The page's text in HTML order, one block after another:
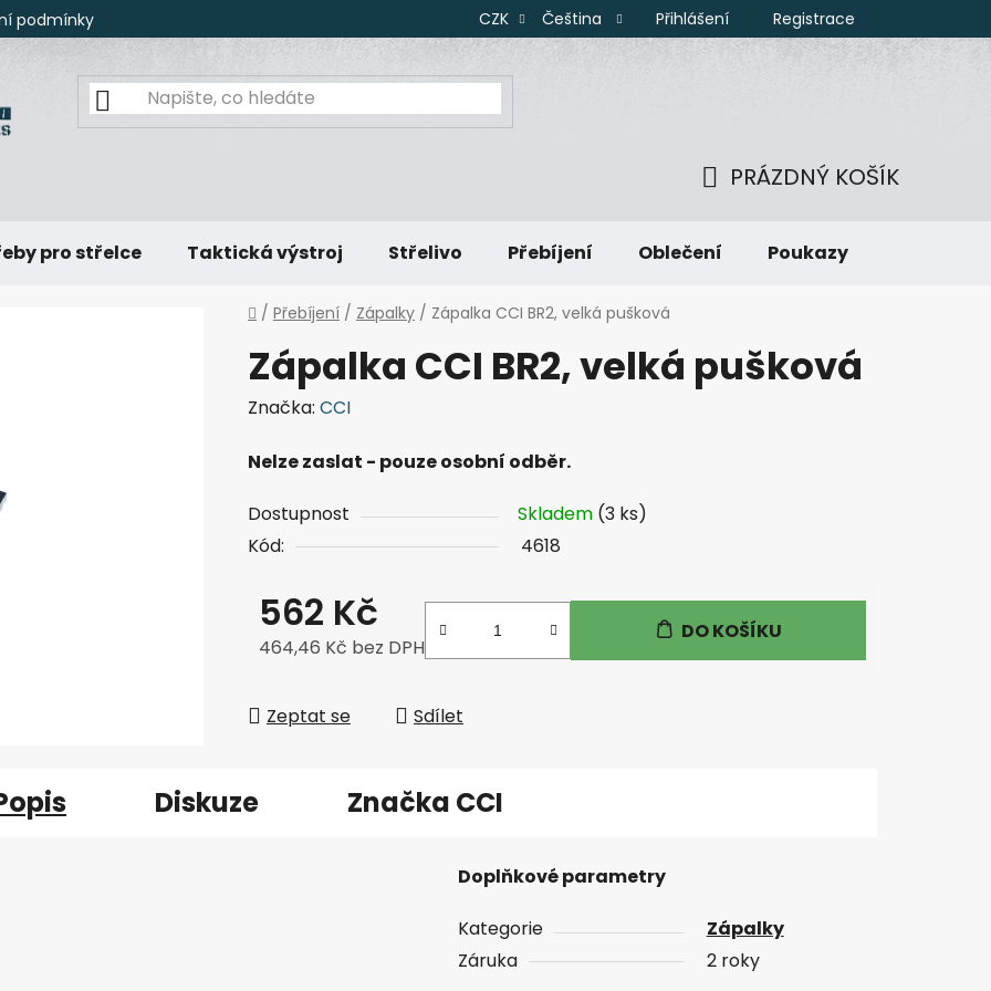
podmínky CZK Čeština Přihlášení Registrace
KOŠÍK
PRÁZDNÝ KOŠÍK
pro střelce Taktická výstroj Střelivo Přebíjení Oblečení Poukazy
Domů
/ Přebíjení / Zápalky / Zápalka CCI BR2, velká pušková
Zápalka CCI BR2, velká pušková
Značka: CCI
Nelze zaslat - pouze osobní odběr.
Dostupnost Skladem (3 ks)
Kód:
4618
562 Kč
464,46 Kč bez DPH
DO KOŠÍKU
Zeptat se Sdílet
Diskuze Značka CCI
Doplňkové parametry
Kategorie
Zápalky
Záruka
2 roky